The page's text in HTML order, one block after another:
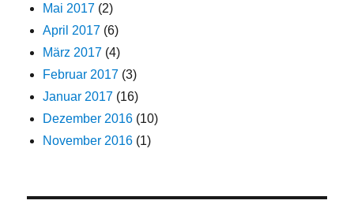
Mai 2017 (2)
April 2017 (6)
März 2017 (4)
Februar 2017 (3)
Januar 2017 (16)
Dezember 2016 (10)
November 2016 (1)